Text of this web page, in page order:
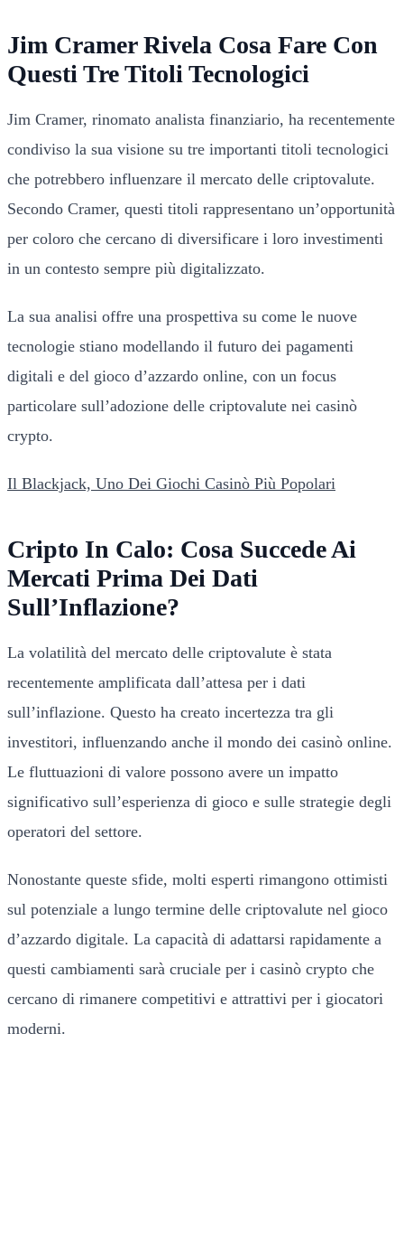
Jim Cramer Rivela Cosa Fare Con
Questi Tre Titoli Tecnologici
Jim Cramer, rinomato analista finanziario, ha recentemente
condiviso la sua visione su tre importanti titoli tecnologici
che potrebbero influenzare il mercato delle criptovalute.
Secondo Cramer, questi titoli rappresentano un’opportunità
per coloro che cercano di diversificare i loro investimenti
in un contesto sempre più digitalizzato.
La sua analisi offre una prospettiva su come le nuove
tecnologie stiano modellando il futuro dei pagamenti
digitali e del gioco d’azzardo online, con un focus
particolare sull’adozione delle criptovalute nei casinò
crypto.
Il Blackjack, Uno Dei Giochi Casinò Più Popolari
Cripto In Calo: Cosa Succede Ai
Mercati Prima Dei Dati
Sull’Inflazione?
La volatilità del mercato delle criptovalute è stata
recentemente amplificata dall’attesa per i dati
sull’inflazione. Questo ha creato incertezza tra gli
investitori, influenzando anche il mondo dei casinò online.
Le fluttuazioni di valore possono avere un impatto
significativo sull’esperienza di gioco e sulle strategie degli
operatori del settore.
Nonostante queste sfide, molti esperti rimangono ottimisti
sul potenziale a lungo termine delle criptovalute nel gioco
d’azzardo digitale. La capacità di adattarsi rapidamente a
questi cambiamenti sarà cruciale per i casinò crypto che
cercano di rimanere competitivi e attrattivi per i giocatori
moderni.